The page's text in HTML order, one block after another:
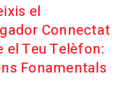
el
Connectat
el Teu Telèfon:
Fonamentals